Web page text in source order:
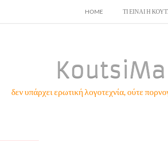
SKIP
HOME ΤΙ ΕΙΝΑΙ Η
δεν υπάρχει ερωτική λογοτεχνία, ούτε